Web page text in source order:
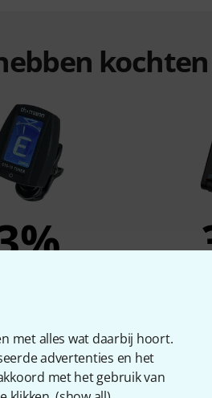
met alles wat daarbij hoort.
advertenties en het
met het gebruik van
kochten
€ 4,90
tc